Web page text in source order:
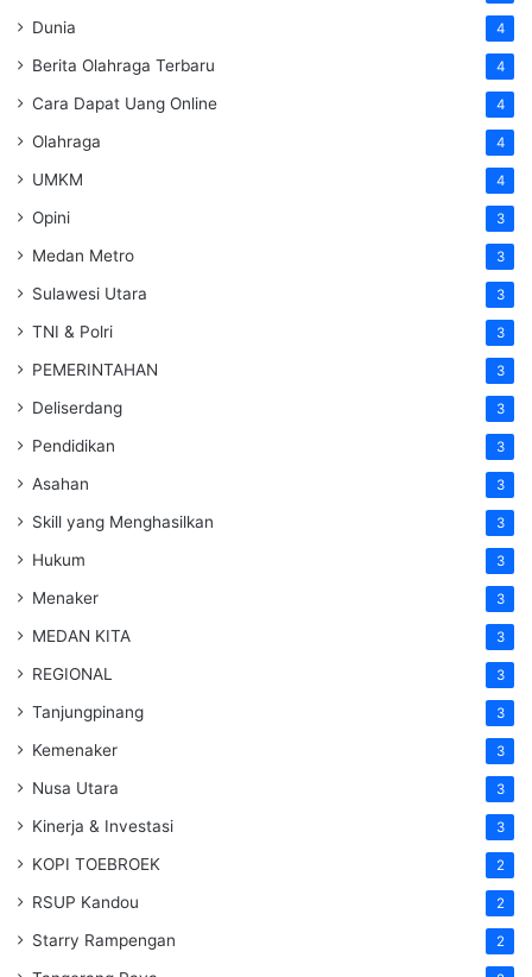
Dunia 4
Berita Olahraga Terbaru 4
Cara Dapat Uang Online 4
Olahraga 4
UMKM 4
Opini 3
Medan Metro 3
Sulawesi Utara 3
TNI & Polri 3
PEMERINTAHAN 3
Deliserdang 3
Pendidikan 3
Asahan 3
Skill yang Menghasilkan 3
Hukum 3
Menaker 3
MEDAN KITA 3
REGIONAL 3
Tanjungpinang 3
Kemenaker 3
Nusa Utara 3
Kinerja & Investasi 3
KOPI TOEBROEK 2
RSUP Kandou 2
Starry Rampengan 2